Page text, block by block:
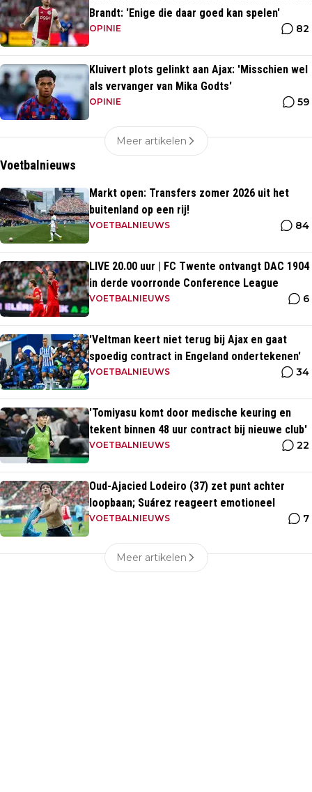
Brandt: 'Enige die daar goed kan spelen'
OPINIE 82
Kluivert plots gelinkt aan Ajax: 'Misschien wel
als vervanger van Mika Godts'
OPINIE 59
Meer artikelen
Voetbalnieuws
Markt open: Transfers zomer 2026 uit het
buitenland op een rij!
VOETBALNIEUWS 84
LIVE 20.00 uur | FC Twente ontvangt DAC 1904
in derde voorronde Conference League
VOETBALNIEUWS 6
'Veltman keert niet terug bij Ajax en gaat
spoedig contract in Engeland ondertekenen'
VOETBALNIEUWS 34
'Tomiyasu komt door medische keuring en
tekent binnen 48 uur contract bij nieuwe club'
VOETBALNIEUWS 22
Oud-Ajacied Lodeiro (37) zet punt achter
loopbaan; Suárez reageert emotioneel
VOETBALNIEUWS 7
Meer artikelen